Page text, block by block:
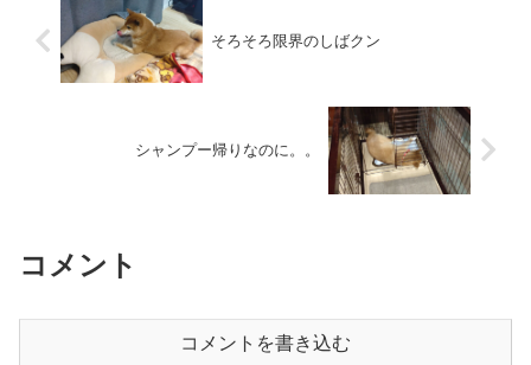
そろそろ限界のしばクン
シャンプー帰りなのに。。
コメント
コメントを書き込む